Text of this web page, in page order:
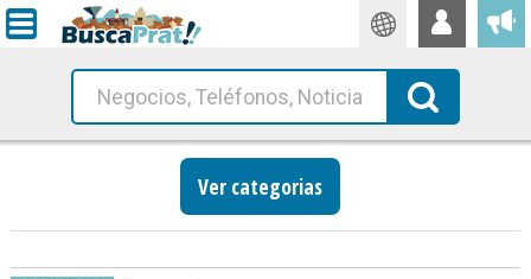
Traductor
Busca!
Ver categorias